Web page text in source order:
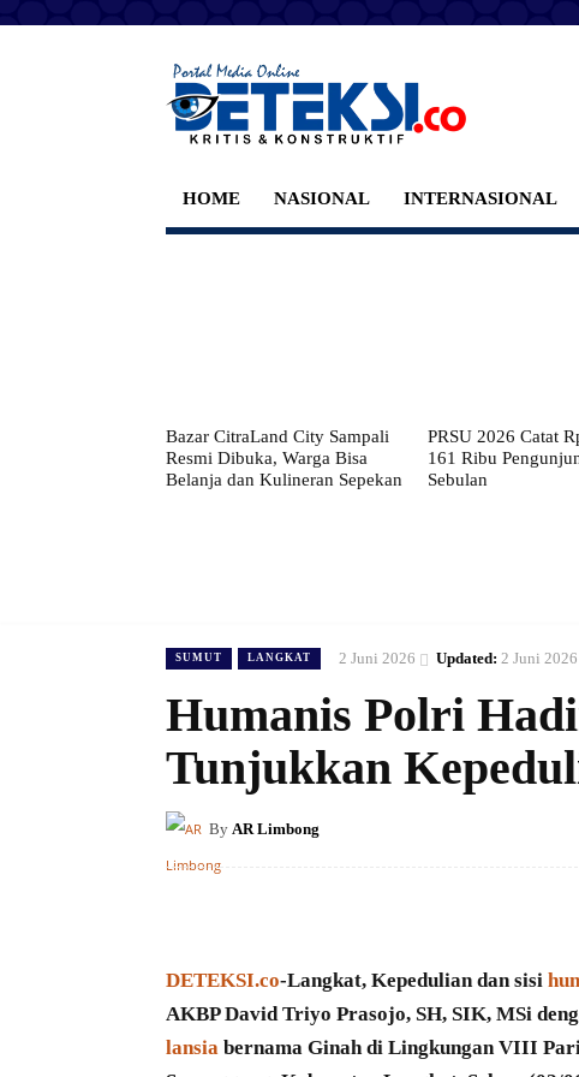
HOME NASIONAL INTERNASIONAL
Bazar CitraLand City Sampali
Resmi Dibuka, Warga Bisa
Belanja dan Kulineran Sepekan
PRSU 2026 Catat
161 Ribu
Sebulan
SUMUT LANGKAT 2 Juni 2026 Updated: 2 Juni 2026
Humanis Polri
Tunjukkan
By AR Limbong
DETEKSI.co-Langkat, Kepedulian dan sisi
AKBP David Triyo Prasojo, SH, SIK, MSi
lansia bernama Ginah di Lingkungan VIII